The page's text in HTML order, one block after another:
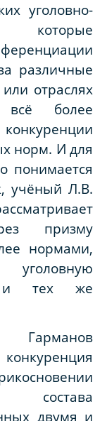
уголовно-
которые
различные
отраслях
всё более
норм. И для
понимается
учёный Л.В.
призму
нормами,
и тех же
состава
двумя и